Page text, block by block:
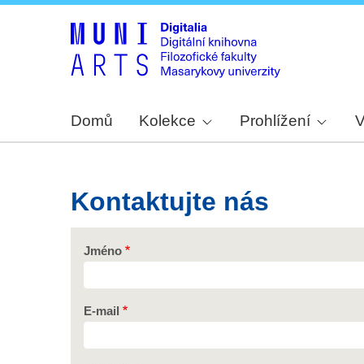
Domů Kolekce Prohlížení
Kontaktujte nás
Jméno
E-mail